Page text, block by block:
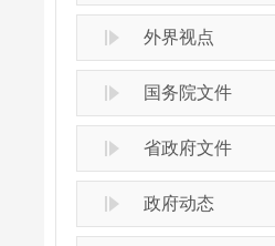
外界视点
国务院文件
省政府文件
政府动态